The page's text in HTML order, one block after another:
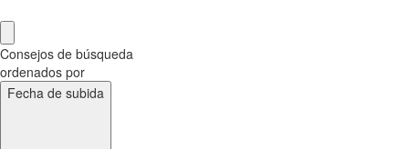
Consejos de búsqueda
ordenados por
Fecha de subida